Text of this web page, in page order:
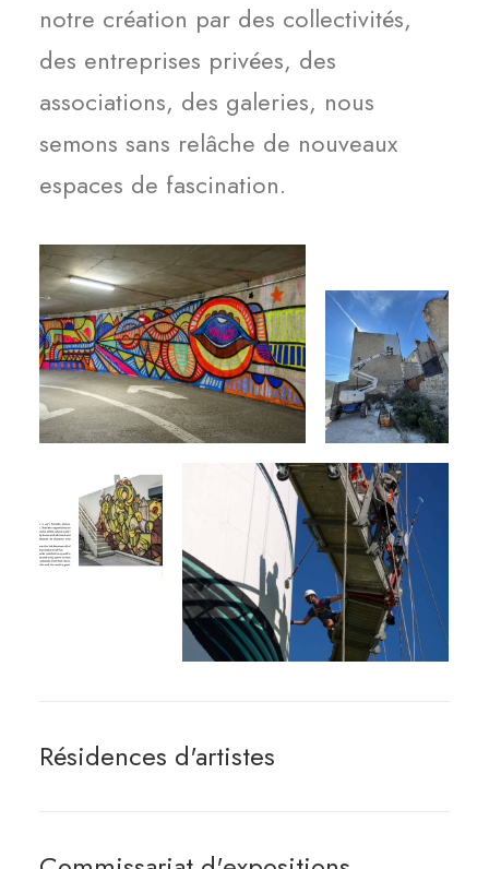
notre création par des collectivités,
des entreprises privées, des
associations, des galeries, nous
semons sans relâche de nouveaux
espaces de fascination.
Résidences d'artistes